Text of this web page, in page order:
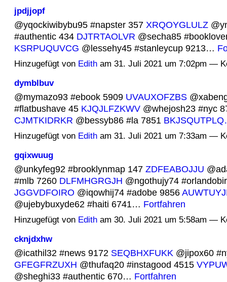
jpdjjopf
@yqockiwibybu95 #napster 357 XRQOYGLULZ
#authentic 434 DJTRTAOLVR @secha85
KSRPUQUVCG @lessehy45 #stanleycup 9213…
Hinzugefügt von Editham 31. Juli 2021 um 7:02pm —
dymblbuv
@mymazo93 #ebook 5909 UVAUXOFZBS
#flatbushave 45 KJQJLFZKWV@whejosh23 #nyc
CJMTKIDRKR @bessyb86 #la 7851
Hinzugefügt von Editham 31. Juli 2021 um 7:33am —
gqixwuug
@unkyfeg92 #brooklynmap 147 ZDFEABOJJU
#mlb 7260 DLFMHGRGJH @ngothujy74
JGGVDFOIRO @iqowhij74 #adobe 9856
@ujebybuxyde62 #haiti 6741… Fortfahren
Hinzugefügt von Editham 30. Juli 2021 um 5:58am —
cknjdxhw
@icathil32 #news 9172 SEQBHXFUKK @jipox60
GFEGFRZUXH @thufaq20 #instagood 4515
@sheghi33 #authentic 670… Fortfahren